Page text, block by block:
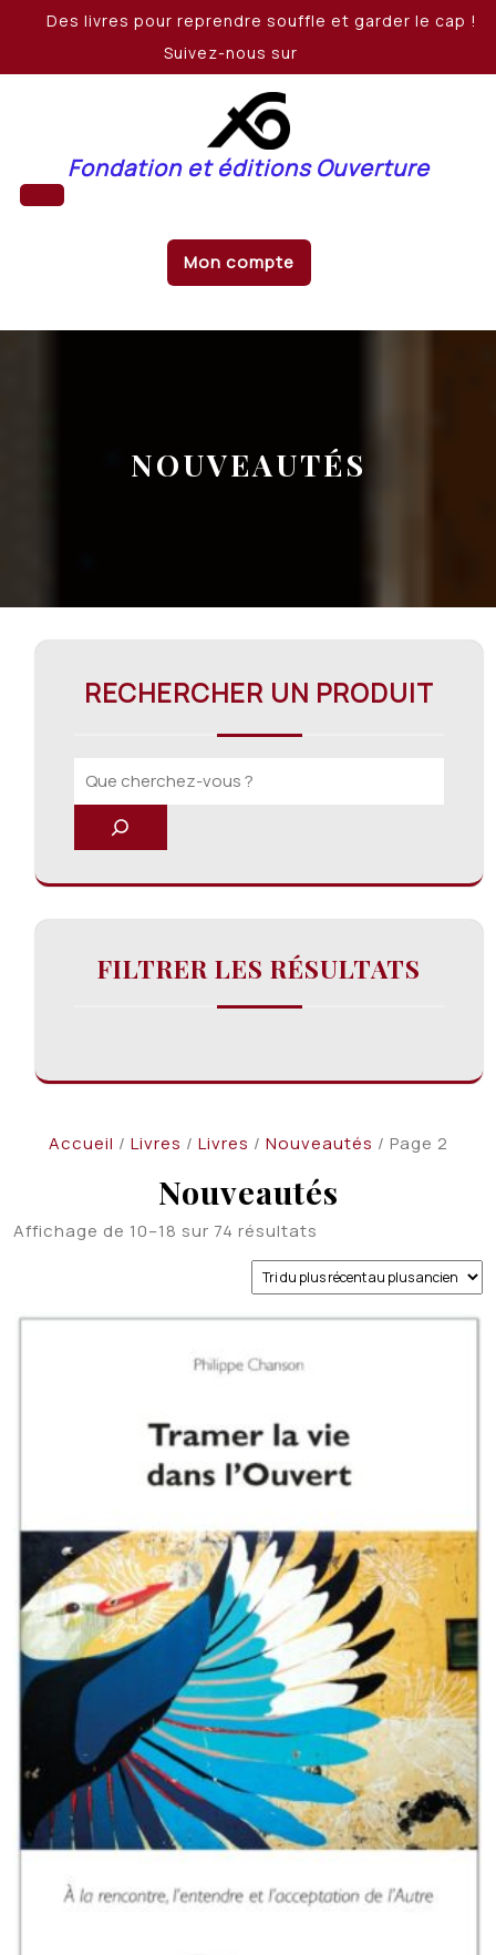
Des livres pour reprendre souffle et garder le cap !
Suivez-nous sur
Fondation et éditions Ouverture
Mon compte
NOUVEAUTÉS
Accueil / Livres / Livres / Nouveautés / Page 2
Nouveautés
Affichage de 10–18 sur 74 résultats
plus
au
RECHERCHER UN PRODUIT
FILTRER LES RÉSULTATS